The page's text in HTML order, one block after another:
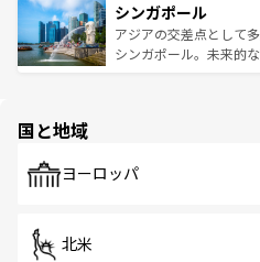
参照してほしい。
激する。気候は一年中
が待っている。親しみ
た文化、そして多様な
み、どこを訪れても感
ており、効率よく見ど
うな絶景から文化的な
シンガポール
アジアの交差点として
シンガポール。未来的
で、ホーカーズは地元
国と地域
ヨーロッパ
北米